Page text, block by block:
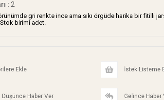
: 2
gri renkte ince ama sıkı örgüde harika bir fitilli
birimi adet.
Ekle İstek Listeme
Düşünce Haber Ver Gelince Haber